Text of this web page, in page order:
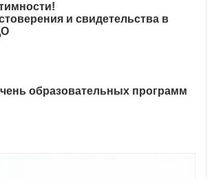
и свидетельства в
образовательных программ